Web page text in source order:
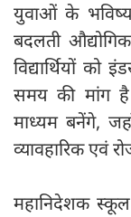
युवाओं के
बदलती
विद्यार्थियों
समय की मांग
माध्यम बनेंगे,
व्यावहारिक एवं
महानिदेशक स्कूल